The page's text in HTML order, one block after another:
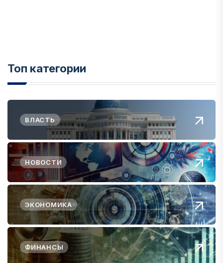
Топ категории
ВЛАСТЬ
НОВОСТИ
ЭКОНОМИКА
ФИНАНСЫ